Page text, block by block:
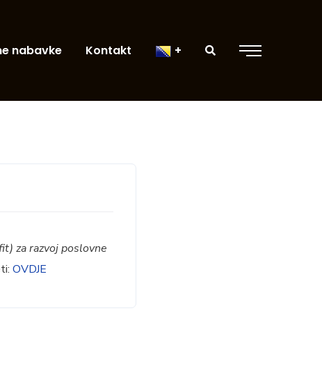
nabavke Kontakt
za razvoj poslovne
OVDJE